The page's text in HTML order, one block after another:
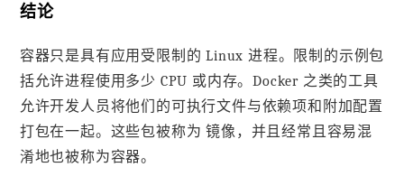
结论
容器只是具有应用受限制的 Linux 进程。限制的示例包
括允许进程使用多少 CPU 或内存。Docker 之类的工具
允许开发人员将他们的可执行文件与依赖项和附加配置
打包在一起。这些包被称为 镜像，并且经常且容易混
淆地也被称为容器。